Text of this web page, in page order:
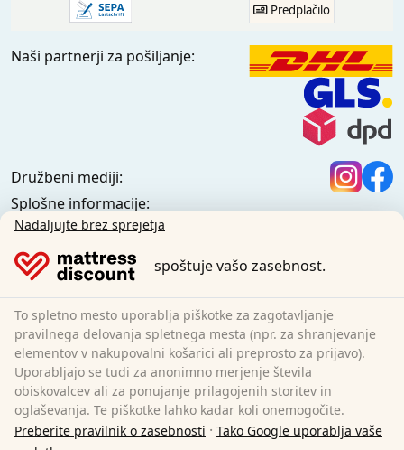
Predplačilo
Naši partnerji za pošiljanje:
Družbeni mediji:
Splošne informacije:
Informacijsko središče
Pogoji pošiljanja
Splošni pogoji (zasebne stranke)
Varstvo podatkov
Piškotki
Pravilnik o odpovedi
Odtis
Preklic pogodbe
Nadaljujte brez sprejetja
spoštuje vašo zasebnost.
To spletno mesto uporablja piškotke za zagotavljanje
pravilnega delovanja spletnega mesta (npr. za shranjevanje
elementov v nakupovalni košarici ali preprosto za prijavo).
Uporabljajo se tudi za anonimno merjenje števila
obiskovalcev ali za ponujanje prilagojenih storitev in
oglaševanja. Te piškotke lahko kadar koli onemogočite.
Preberite pravilnik o zasebnosti · Tako Google uporablja vaše